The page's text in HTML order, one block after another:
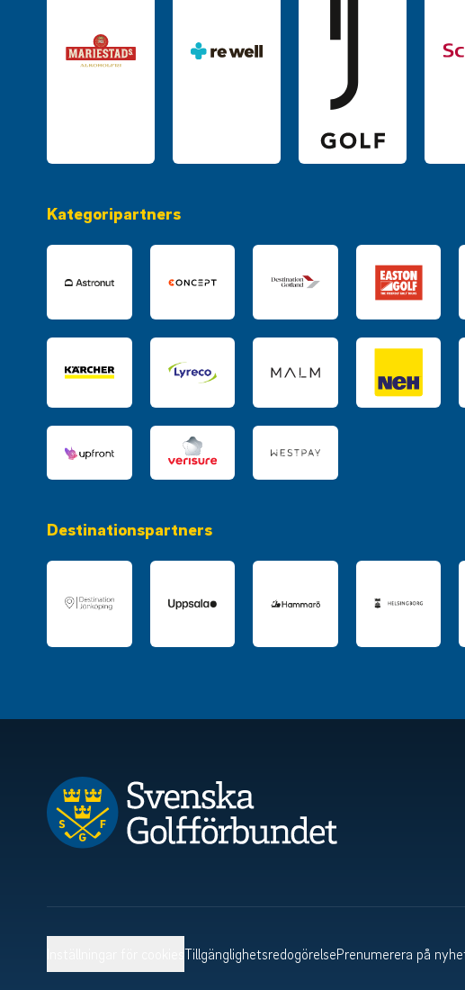
Kategoripartners
Destinationspartners
TillgänglighetsredogörelsePrenumerera på